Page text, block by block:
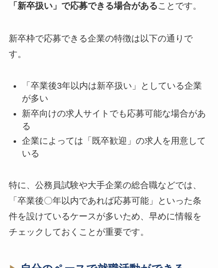
「新卒扱い」で応募できる場合があることです。
新卒枠で応募できる企業の特徴は以下の通りで
す。
「卒業後3年以内は新卒扱い」としている企業
が多い
新卒向けの求人サイトでも応募可能な場合があ
る
企業によっては「既卒歓迎」の求人を用意して
いる
特に、公務員試験や大手企業の総合職などでは、
「卒業後〇年以内であれば応募可能」といった条
件を設けているケースが多いため、早めに情報を
チェックしておくことが重要です。